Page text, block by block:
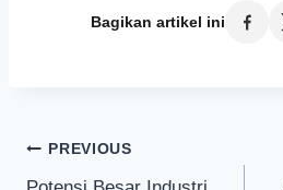
Bagikan artikel ini
PostPREVIOUS